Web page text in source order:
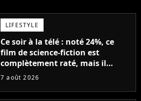
LIFESTYLE
Ce soir à la télé : noté 24%, ce
film de science-fiction est
complètement raté, mais il
aurait pu être encore pire à
7 août 2026